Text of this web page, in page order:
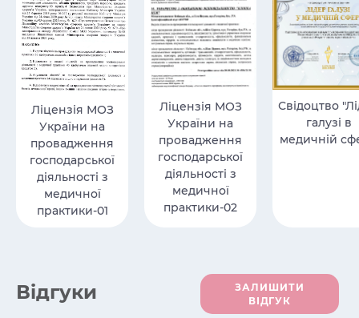
Ліцензія МОЗ
України на
провадження
господарської
діяльності з
медичної
практики-01
Ліцензія МОЗ
України на
провадження
господарської
діяльності з
медичної
практики-02
Свідоцтво
галузі в
медичній
Вiдгуки
ЗАЛИШИТИ
ВІДГУК